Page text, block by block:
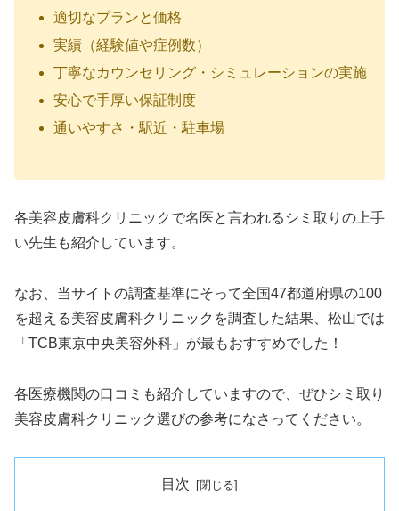
適切なプランと価格
実績（経験値や症例数）
丁寧なカウンセリング・シミュレーションの実施
安心で手厚い保証制度
通いやすさ・駅近・駐車場
各美容皮膚科クリニックで名医と言われるシミ取りの上手
い先生も紹介しています。
なお、当サイトの調査基準にそって全国47都道府県の100
を超える美容皮膚科クリニックを調査した結果、松山では
「TCB東京中央美容外科」が最もおすすめでした！
各医療機関の口コミも紹介していますので、ぜひシミ取り
美容皮膚科クリニック選びの参考になさってください。
目次